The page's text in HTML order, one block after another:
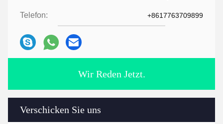
Telefon: +8617763709899
Wir Reden Jetzt.
Verschicken Sie uns